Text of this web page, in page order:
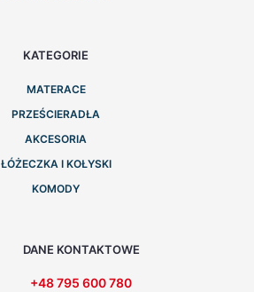
KATEGORIE
MATERACE
PRZEŚCIERADŁA
AKCESORIA
ŁÓŻECZKA I KOŁYSKI
KOMODY
DANE KONTAKTOWE
+48 795 600 780